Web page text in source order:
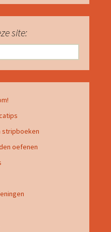
site:
stripboeken
oefenen